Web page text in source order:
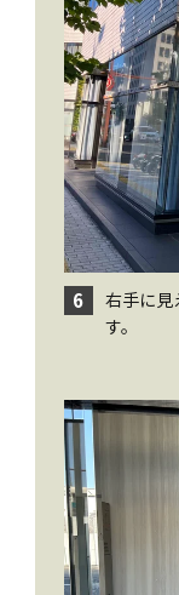
6
右手に見
す。